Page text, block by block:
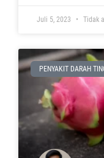
Juli 5, 2023 Tidak
PENYAKIT DARAH